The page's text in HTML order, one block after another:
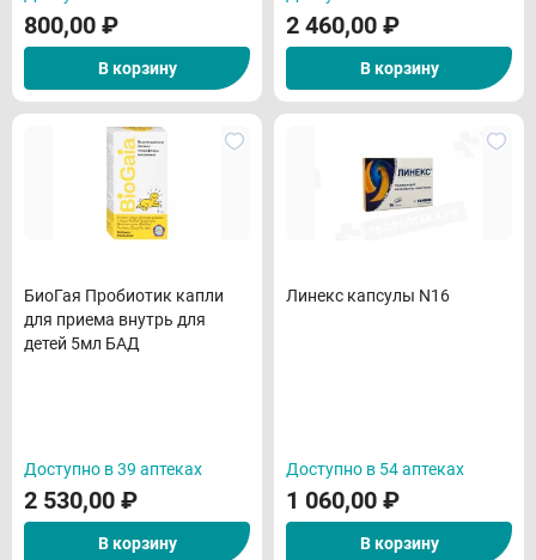
800,00 ₽
В корзину
2 460,00 ₽
В корзину
БиоГая Пробиотик капли
для приема внутрь для
детей 5мл БАД
Доступно в 39 аптеках
2 530,00 ₽
В корзину
Линекс капсулы N16
Доступно в 54 аптеках
1 060,00 ₽
В корзину